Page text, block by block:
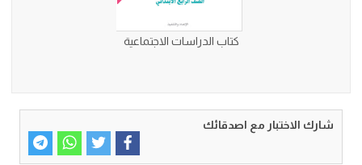
كتاب الدراسات الاجتماعية
شارك الاختبار مع اصدقائك